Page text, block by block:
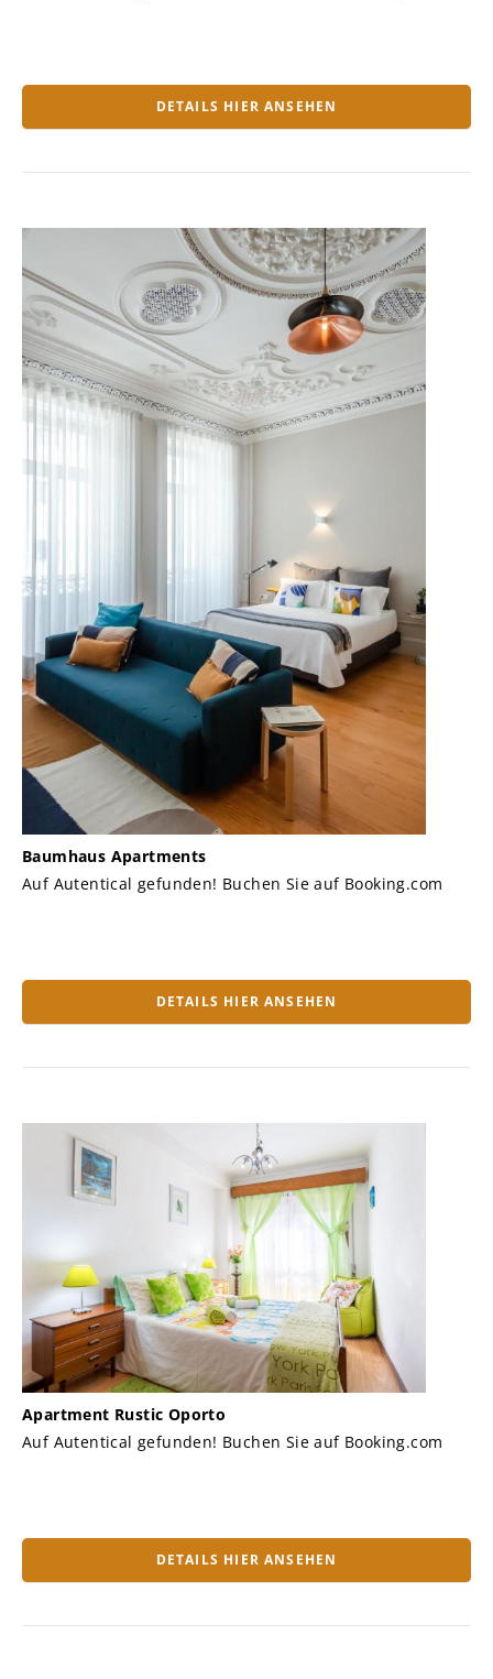
DETAILS HIER ANSEHEN
Baumhaus Apartments
Auf Autentical gefunden! Buchen Sie auf Booking.com
DETAILS HIER ANSEHEN
Apartment Rustic Oporto
Auf Autentical gefunden! Buchen Sie auf Booking.com
DETAILS HIER ANSEHEN